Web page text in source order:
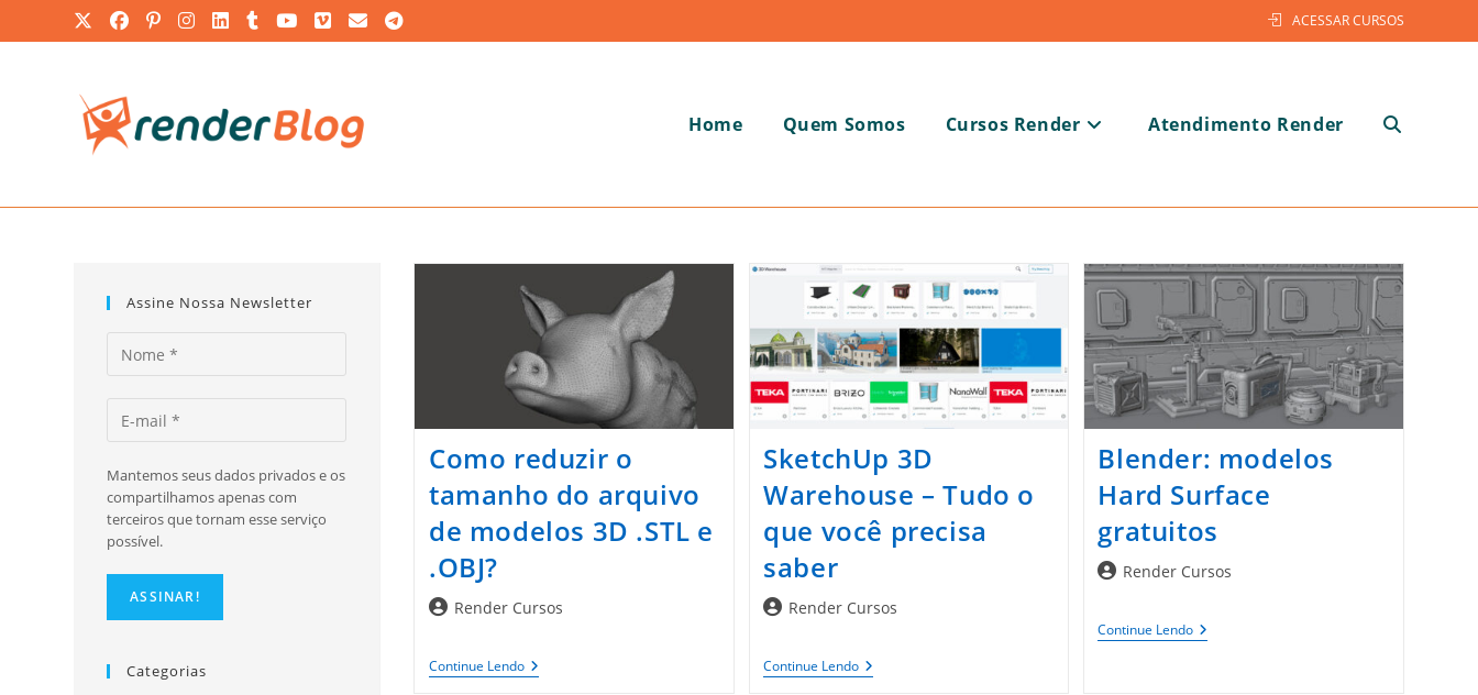
para
ACESSAR CURSOS
Home Quem Somos Cursos Render Atendimento Render Alternar
pesquisa
Como reduzir o
tamanho do arquivo
de modelos 3D .STL e
.OBJ?
AutorRender Cursos
Continue LendoComo
Reduzir
SketchUp 3D
Warehouse – Tudo o
que você precisa
saber
AutorRender Cursos
Continue LendoSketchUp
3D
Blender: modelos
Hard Surface
gratuitos
AutorRender Cursos
Continue LendoBlender:
Modelos
Assine Nossa Newsletter
Mantemos seus dados privados e os
compartilhamos apenas com
terceiros que tornam esse serviço
possível.
Categorias